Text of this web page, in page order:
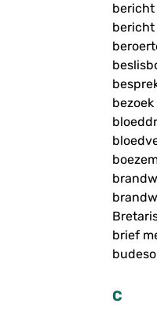
bericht
bericht
brief
C